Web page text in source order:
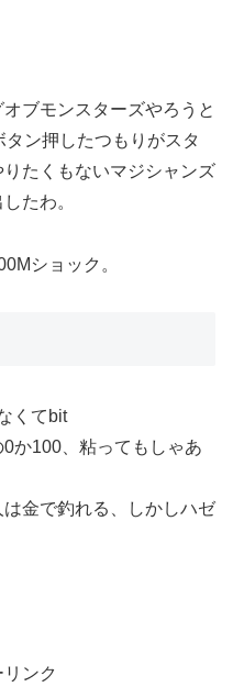
ブモンスターズやろうと
ン押したつもりがスタ
たくもないマジシャンズ
たわ。
ショック。
くてbit
か100、粘ってもしゃあ
は金で釣れる、しかしハゼ
ンク